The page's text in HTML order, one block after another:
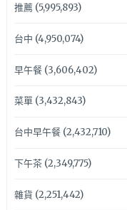
推薦(5,995,893)
台中 (4,950,074)
早午餐(3,606,402)
菜單(3,432,843)
台中早午餐(2,432,710)
下午茶(2,349,775)
雜貨 (2,251,442)